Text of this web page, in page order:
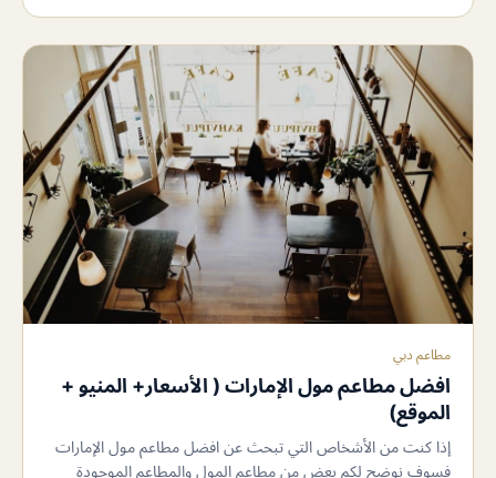
مطاعم دبي
افضل مطاعم مول الإمارات ( الأسعار+ المنيو +
الموقع)
إذا كنت من الأشخاص التي تبحث عن افضل مطاعم مول الإمارات
فسوف نوضح لكم بعض من مطاعم المول والمطاعم الموجودة